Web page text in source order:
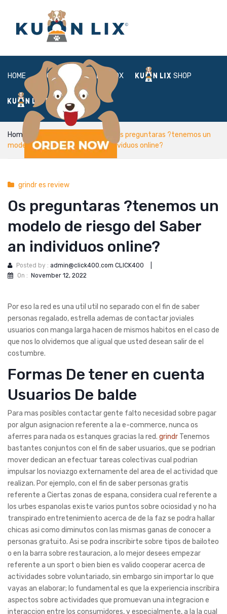
HOME ABOUT BOX SHOP
FAQ LOGIN
Home
Os preguntaras ?tenemos un
modelo de riesgo del Saber an individuos online?
grindr es review
Os preguntaras ?tenemos un
modelo de riesgo del Saber
an individuos online?
Posted by : admin@click400.com CLICK400
On : November 12, 2022
Por eso la red es una util util no separado con el fin de saber
personas regalado, estrella ademas de contactar joviales
usuarios con manga larga hacen de mismos habitos en el caso de
que nos lo olvidemos que al igual que usted desean salir de el
costumbre.
Formas De tener en cuenta
Usuarios De balde
Para mas posibles contactar gente falto necesidad sobre pagar
por algun asignacion referente a la e-commerce, nunca os
aferres para nada os estanques gracias la red. grindr Tenemos
bastantes conjuntos con el fin de saber usuarios, que se podri­an
mover dedican an efectuar tareas colectivas cual podrian
impulsar los noviazgo externamente del area de el actividad que
realizan. Por ejemplo, con el fin de saber personas gratis
referente a Ciertas zonas de espana, considera cual referente a
los urbes espanolas existe varios puntos sobre ociosidad y no ha
transpirado entretenimiento acerca de de la faz se podra hallar
chicas asi­ como diminutos con las mismas ganas de conocer a
personas gratuito. Asi se podra inscribirte sobre tipos de bailoteo
o en la barra sobre restauracion, a lo mejor desees empezar
referente a un sport o bien bien es valido cooperar acerca de
actividades sobre voluntariado, sin embargo sin importar lo que
vayas an elaborar; lo fundamental es que la experiencia inscribira
aspectos sobre actividades que promuevan una integracion e
interaccion entre los consumidores, y especialmente, a la la cual